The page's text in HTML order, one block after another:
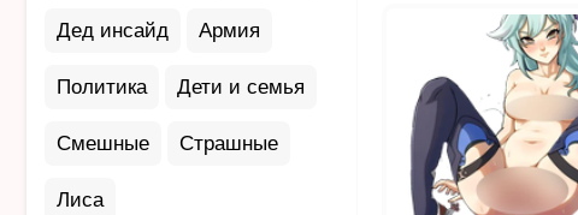
Дед инсайд Армия
Политика Дети и семья
Смешные Страшные
Лиса